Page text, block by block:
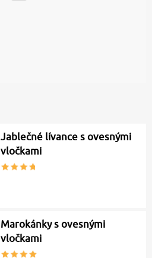
Jablečné lívance s ovesnými
vločkami
Marokánky s ovesnými
vločkami